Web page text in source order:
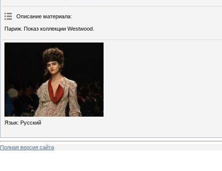
Описание материала:
Париж. Показ коллекции Westwood.
Язык: Русский
Полная версия сайта